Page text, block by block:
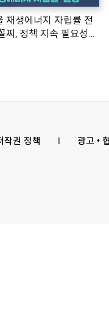
재생에너지 자립률 전
찌, 정책 지속 필요성
작권 정책 l 광고 •